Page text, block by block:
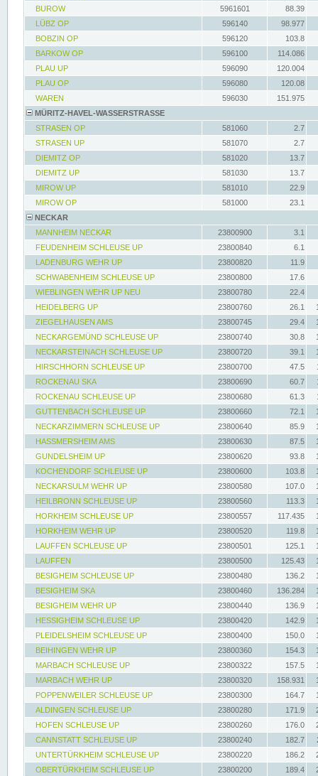
BUROW
5961601
88.39
LÜBZ OP
596140
98.977
BOBZIN OP
596120
103.8
BARKOW OP
596100
114.086
PLAU UP
596090
120.004
PLAU OP
596080
120.08
WAREN
596030
151.975
MÜRITZ-HAVEL-WASSERSTRASSE
STRASEN OP
581060
2.7
STRASEN UP
581070
2.7
DIEMITZ OP
581020
13.7
DIEMITZ UP
581030
13.7
MIROW UP
581010
22.9
MIROW OP
581000
23.1
NECKAR
MANNHEIM NECKAR
23800900
3.1
FEUDENHEIM SCHLEUSE UP
23800840
6.1
LADENBURG WEHR UP
23800820
11.9
SCHWABENHEIM SCHLEUSE UP
23800800
17.6
WIEBLINGEN WEHR UP NEU
23800780
22.4
HEIDELBERG UP
23800760 26.1
ZIEGELHAUSEN AMS
23800745 29.4
NECKARGEMÜND SCHLEUSE UP
23800740 30.8
NECKARSTEINACH SCHLEUSE UP
23800720 39.1
HIRSCHHORN SCHLEUSE UP
23800700 47.5
ROCKENAU SKA
23800690 60.7
ROCKENAU SCHLEUSE UP
23800680 61.3
GUTTENBACH SCHLEUSE UP
23800660 72.1
NECKARZIMMERN SCHLEUSE UP
23800640 85.9
HASSMERSHEIM AMS
23800630 87.5
GUNDELSHEIM UP
23800620 93.8
KOCHENDORF SCHLEUSE UP
23800600 103.8
NECKARSULM WEHR UP
23800580 107.0
HEILBRONN SCHLEUSE UP
23800560 113.3
HORKHEIM SCHLEUSE UP
23800557 117.435
HORKHEIM WEHR UP
23800520 119.8
LAUFFEN SCHLEUSE UP
23800501 125.1
LAUFFEN
23800500 125.43
BESIGHEIM SCHLEUSE UP
23800480 136.2
BESIGHEIM SKA
23800460 136.284
BESIGHEIM WEHR UP
23800440 136.9
HESSIGHEIM SCHLEUSE UP
23800420 142.9
PLEIDELSHEIM SCHLEUSE UP
23800400 150.0
BEIHINGEN WEHR UP
23800360 154.3
MARBACH SCHLEUSE UP
23800322 157.5
MARBACH WEHR UP
23800320 158.931
POPPENWEILER SCHLEUSE UP
23800300 164.7
ALDINGEN SCHLEUSE UP
23800280 171.9
HOFEN SCHLEUSE UP
23800260 176.0
CANNSTATT SCHLEUSE UP
23800240 182.7
UNTERTÜRKHEIM SCHLEUSE UP
23800220 186.2
OBERTÜRKHEIM SCHLEUSE UP
23800200 189.4